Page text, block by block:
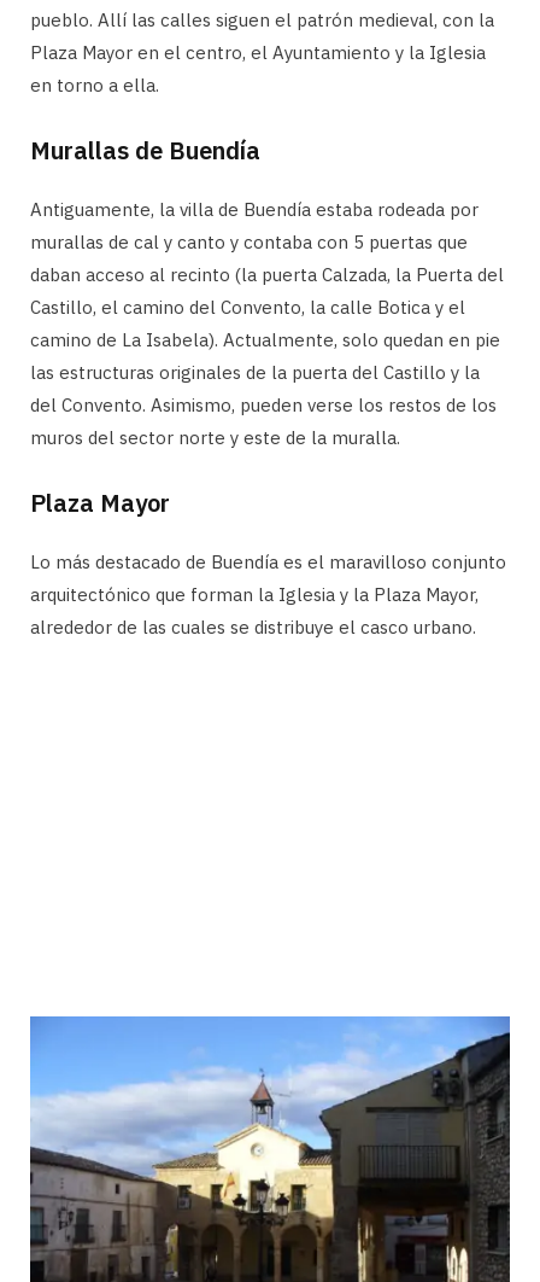
pueblo. Allí las calles siguen el patrón medieval, con la
Plaza Mayor en el centro, el Ayuntamiento y la Iglesia
en torno a ella.
Murallas de Buendía
Antiguamente, la villa de Buendía estaba rodeada por
murallas de cal y canto y contaba con 5 puertas que
daban acceso al recinto (la puerta Calzada, la Puerta del
Castillo, el camino del Convento, la calle Botica y el
camino de La Isabela). Actualmente, solo quedan en pie
las estructuras originales de la puerta del Castillo y la
del Convento. Asimismo, pueden verse los restos de los
muros del sector norte y este de la muralla.
Plaza Mayor
Lo más destacado de Buendía es el maravilloso conjunto
arquitectónico que forman la Iglesia y la Plaza Mayor,
alrededor de las cuales se distribuye el casco urbano.